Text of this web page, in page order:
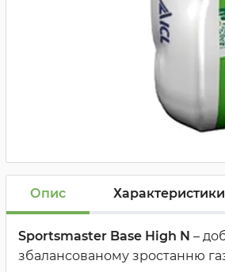
Опис Характеристики
Sportsmaster Base High N –
збалансованому зростанню